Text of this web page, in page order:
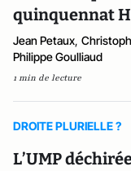
quinquennat
Jean Petaux,
Philippe Goulliaud
1 min de lecture
DROITE PLURIELLE ?
L’UMP